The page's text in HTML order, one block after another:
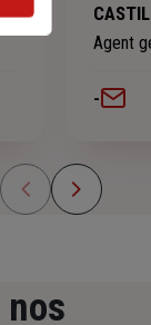
Agent
-